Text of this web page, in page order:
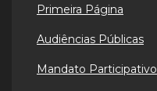
Primeira Página
Audiências Públicas
Mandato Participativo